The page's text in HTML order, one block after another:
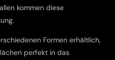
kommen diese
Formen erhältlich,
perfekt in das